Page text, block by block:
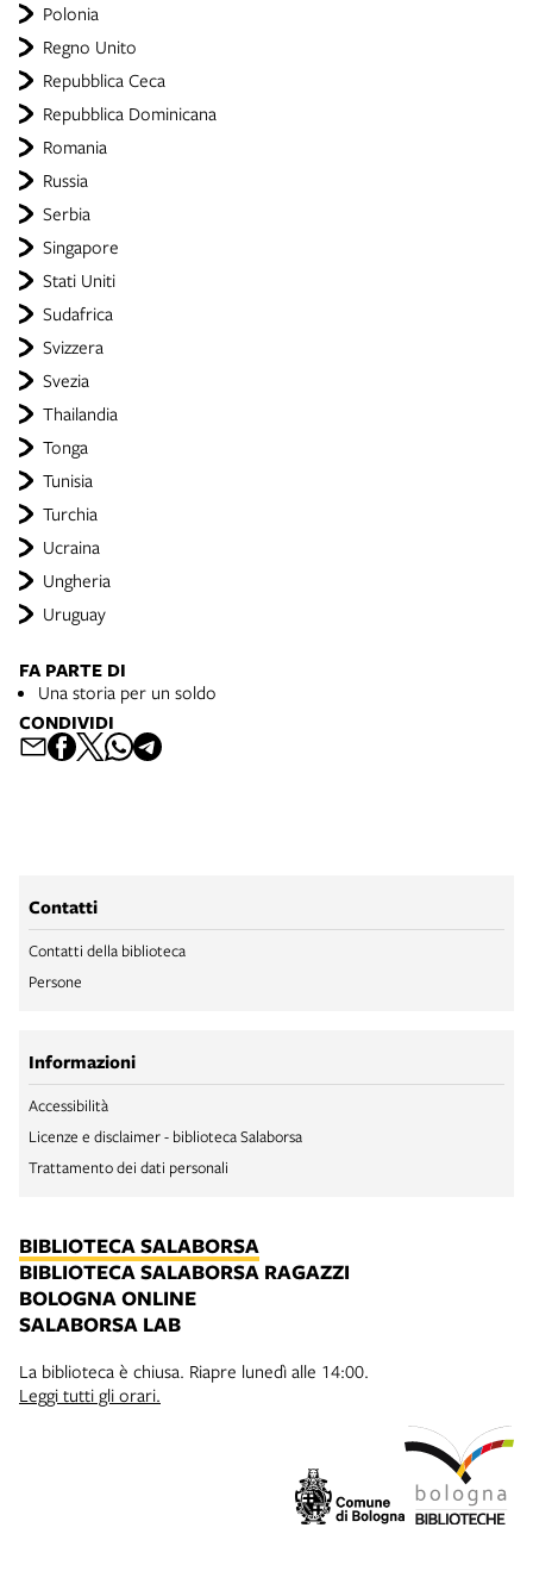
Polonia
Regno Unito
Repubblica Ceca
Repubblica Dominicana
Romania
Russia
Serbia
Singapore
Stati Uniti
Sudafrica
Svizzera
Svezia
Thailandia
Tonga
Tunisia
Turchia
Ucraina
Ungheria
Uruguay
FA PARTE DI
Una storia per un soldo
CONDIVIDI
Contatti
Contatti della biblioteca
Persone
Informazioni
Accessibilità
Licenze e disclaimer - biblioteca Salaborsa
Trattamento dei dati personali
BIBLIOTECA SALABORSA
BIBLIOTECA SALABORSA RAGAZZI
BOLOGNA ONLINE
SALABORSA LAB
La biblioteca è chiusa. Riapre lunedì alle 14:00.
Leggi tutti gli orari.